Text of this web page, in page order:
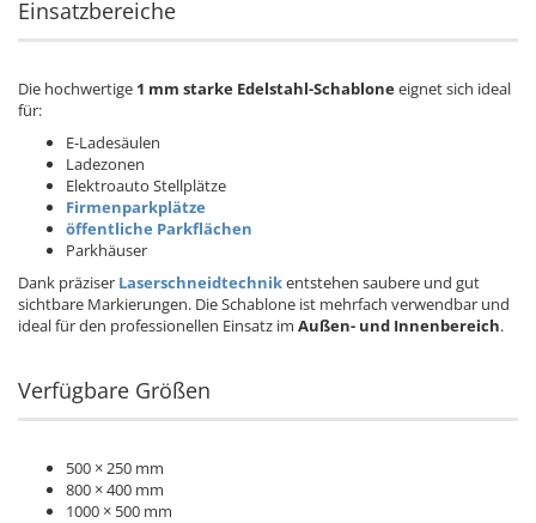
Einsatzbereiche
Die hochwertige 1 mm starke Edelstahl-Schabloneeignet sich ideal
für:
E-Ladesäulen
Ladezonen
Elektroauto Stellplätze
Firmenparkplätze
öffentliche Parkflächen
Parkhäuser
Dank präziser Laserschneidtechnikentstehen saubere und gut
sichtbare Markierungen. Die Schablone ist mehrfach verwendbar und
ideal für den professionellen Einsatz im Außen- und Innenbereich.
Verfügbare Größen
500 × 250 mm
800 × 400 mm
1000 × 500 mm